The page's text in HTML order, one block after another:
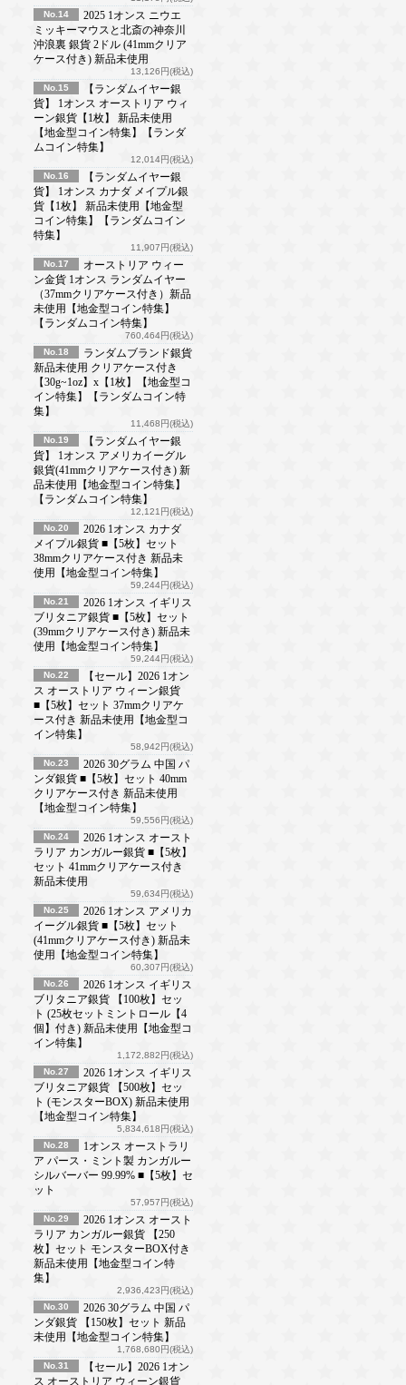
No.14
2025 1オンス ニウエ
ミッキーマウスと北斎の神奈川
沖浪裏 銀貨 2ドル (41mmクリア
ケース付き) 新品未使用
13,126円(税込)
No.15
【ランダムイヤー銀
貨】 1オンス オーストリア ウィ
ーン銀貨【1枚】 新品未使用
【地金型コイン特集】【ランダ
ムコイン特集】
12,014円(税込)
No.16
【ランダムイヤー銀
貨】 1オンス カナダ メイプル銀
貨【1枚】 新品未使用【地金型
コイン特集】【ランダムコイン
特集】
11,907円(税込)
No.17
オーストリア ウィー
ン金貨 1オンス ランダムイヤー
（37mmクリアケース付き）新品
未使用【地金型コイン特集】
【ランダムコイン特集】
760,464円(税込)
No.18
ランダムブランド銀貨
新品未使用 クリアケース付き
【30g~1oz】x【1枚】【地金型コ
イン特集】【ランダムコイン特
集】
11,468円(税込)
No.19
【ランダムイヤー銀
貨】 1オンス アメリカイーグル
銀貨(41mmクリアケース付き) 新
品未使用【地金型コイン特集】
【ランダムコイン特集】
12,121円(税込)
No.20
2026 1オンス カナダ
メイプル銀貨 ■【5枚】セット
38mmクリアケース付き 新品未
使用【地金型コイン特集】
59,244円(税込)
No.21
2026 1オンス イギリス
ブリタニア銀貨 ■【5枚】セット
(39mmクリアケース付き) 新品未
使用【地金型コイン特集】
59,244円(税込)
No.22
【セール】2026 1オン
ス オーストリア ウィーン銀貨
■【5枚】セット 37mmクリアケ
ース付き 新品未使用【地金型コ
イン特集】
58,942円(税込)
No.23
2026 30グラム 中国 パ
ンダ銀貨 ■【5枚】セット 40mm
クリアケース付き 新品未使用
【地金型コイン特集】
59,556円(税込)
No.24
2026 1オンス オースト
ラリア カンガルー銀貨 ■【5枚】
セット 41mmクリアケース付き
新品未使用
59,634円(税込)
No.25
2026 1オンス アメリカ
イーグル銀貨 ■【5枚】セット
(41mmクリアケース付き) 新品未
使用【地金型コイン特集】
60,307円(税込)
No.26
2026 1オンス イギリス
ブリタニア銀貨 【100枚】セッ
ト (25枚セットミントロール【4
個】付き) 新品未使用【地金型コ
イン特集】
1,172,882円(税込)
No.27
2026 1オンス イギリス
ブリタニア銀貨 【500枚】セッ
ト (モンスターBOX) 新品未使用
【地金型コイン特集】
5,834,618円(税込)
No.28
1オンス オーストラリ
ア パース・ミント製 カンガルー
シルバーバー 99.99% ■【5枚】セ
ット
57,957円(税込)
No.29
2026 1オンス オースト
ラリア カンガルー銀貨 【250
枚】セット モンスターBOX付き
新品未使用【地金型コイン特
集】
2,936,423円(税込)
No.30
2026 30グラム 中国 パ
ンダ銀貨 【150枚】セット 新品
未使用【地金型コイン特集】
1,768,680円(税込)
No.31
【セール】2026 1オン
ス オーストリア ウィーン銀貨